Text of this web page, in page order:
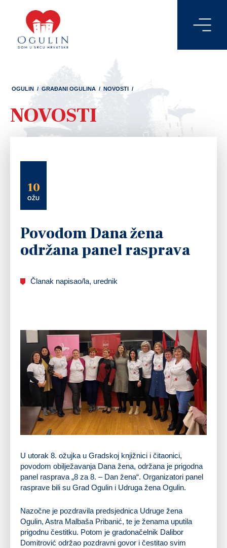
OGULIN / GRAĐANI OGULINA / NOVOSTI /
NOVOSTI
10
OŽU
Povodom Dana žena
održana panel rasprava
Članak napisao/la, urednik
U utorak 8. ožujka u Gradskoj knjižnici i čitaonici,
povodom obilježavanja Dana žena, održana je prigodna
panel rasprava „8 za 8. – Dan žena“. Organizatori panel
rasprave bili su Grad Ogulin i Udruga žena Ogulin.
Nazočne je pozdravila predsjednica Udruge žena
Ogulin, Astra Malbaša Pribanić, te je ženama uputila
prigodnu čestitku. Potom je gradonačelnik Dalibor
Domitrović održao pozdravni govor i čestitao svim